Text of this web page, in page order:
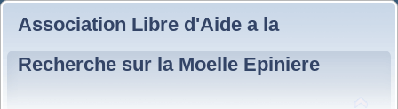
Association Libre d'Aide a la
Recherche sur la Moelle Epiniere